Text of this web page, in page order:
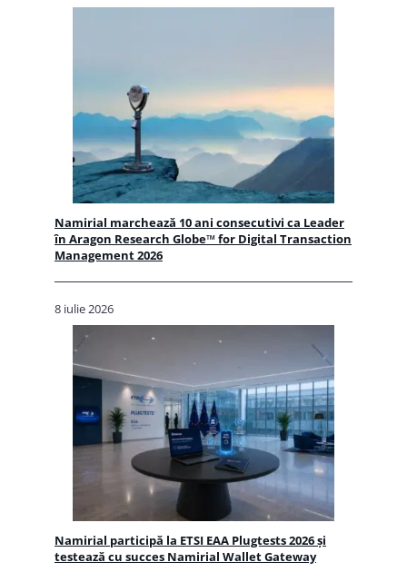
Namirial marchează 10 ani consecutivi ca Leader
în Aragon Research Globe™ for Digital Transaction
Management 2026
8 iulie 2026
Namirial participă la ETSI EAA Plugtests 2026 și
testează cu succes Namirial Wallet Gateway